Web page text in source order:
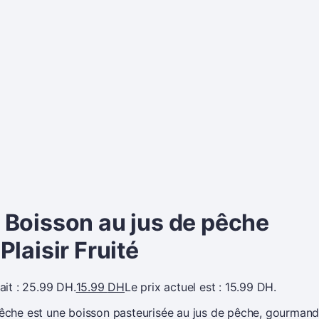
au jus de pêche
Fruité
: 25.99 DH.15.99 DHLe prix actuel est : 15.99 DH.
est une boisson pasteurisée au jus de pêche,